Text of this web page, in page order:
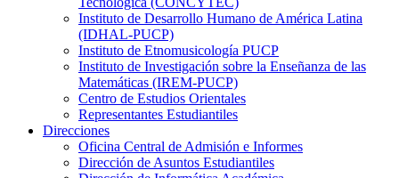
Instituto de Desarrollo Humano de América Latina
(IDHAL-PUCP)
Instituto de Etnomusicología PUCP
Instituto de Investigación sobre la Enseñanza de las
Matemáticas (IREM-PUCP)
Centro de Estudios Orientales
Representantes Estudiantiles
Direcciones
Oficina Central de Admisión e Informes
Dirección de Asuntos Estudiantiles